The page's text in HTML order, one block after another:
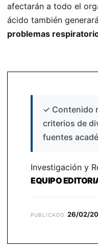
afectarán a todo el
ácido también
problemas
✓ Contenido
criterios de
fuentes
Investigación y
EQUIPO
PUBLICADO 26/02/